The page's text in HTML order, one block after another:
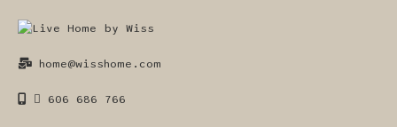
home@wisshome.com
606 686 766